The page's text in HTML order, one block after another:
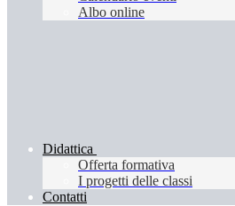
Albo online
Didattica
Offerta formativa
I progetti delle classi
Contatti